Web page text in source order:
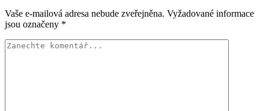
Vaše e-mailová adresa nebude zveřejněna. Vyžadované informace
jsou označeny *